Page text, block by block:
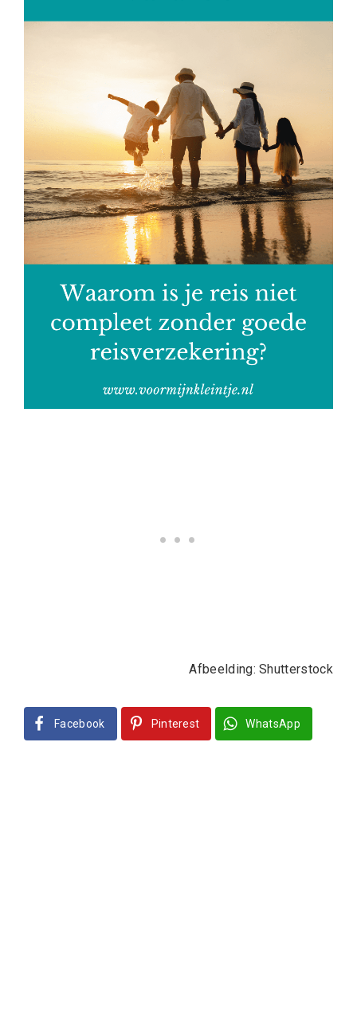
Afbeelding: Shutterstock
Facebook Pinterest WhatsApp